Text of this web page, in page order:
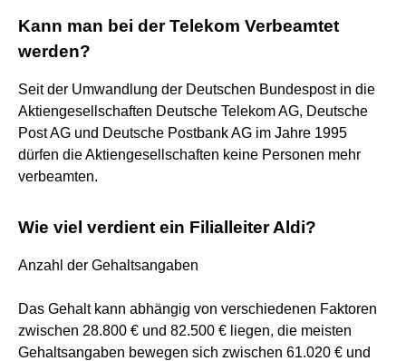
Kann man bei der Telekom Verbeamtet
werden?
Seit der Umwandlung der Deutschen Bundespost in die
Aktiengesellschaften Deutsche Telekom AG, Deutsche
Post AG und Deutsche Postbank AG im Jahre 1995
dürfen die Aktiengesellschaften keine Personen mehr
verbeamten.
Wie viel verdient ein Filialleiter Aldi?
Anzahl der Gehaltsangaben
Das Gehalt kann abhängig von verschiedenen Faktoren
zwischen 28.800 € und 82.500 € liegen, die meisten
Gehaltsangaben bewegen sich zwischen 61.020 € und